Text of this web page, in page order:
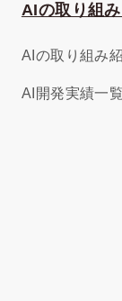
AIの取り組
AIの取り組み
AI開発実績一覧